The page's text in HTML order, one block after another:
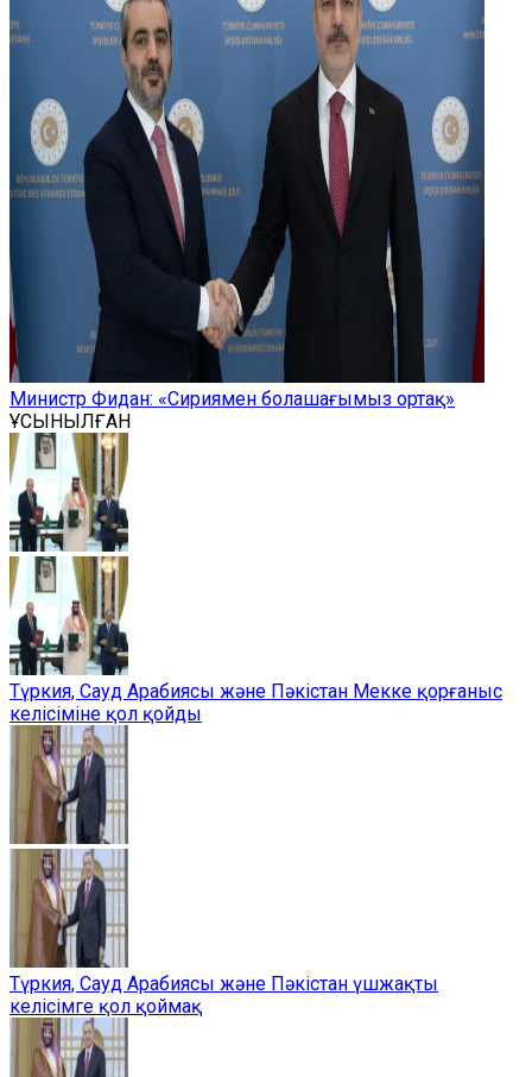
Министр Фидан: «Сириямен болашағымыз ортақ»
ҰСЫНЫЛҒАН
Түркия, Сауд Арабиясы және Пәкістан Мекке қорғаныс
келісіміне қол қойды
Түркия, Сауд Арабиясы және Пәкістан үшжақты
келісімге қол қоймақ